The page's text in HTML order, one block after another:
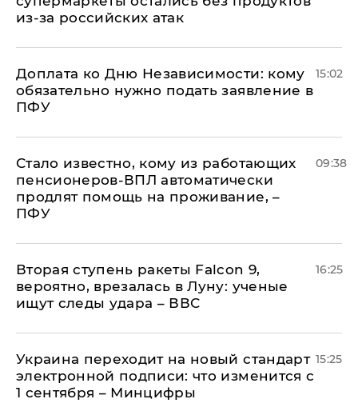
из-за российских атак
Доплата ко Дню Независимости: кому
обязательно нужно подать заявление в
ПФУ
15:02
Стало известно, кому из работающих
пенсионеров-ВПЛ автоматически
продлят помощь на проживание, –
ПФУ
09:38
Вторая ступень ракеты Falcon 9,
вероятно, врезалась в Луну: ученые
ищут следы удара – ВВС
16:25
Украина переходит на новый стандарт
электронной подписи: что изменится с
1 сентября – Минцифры
15:25